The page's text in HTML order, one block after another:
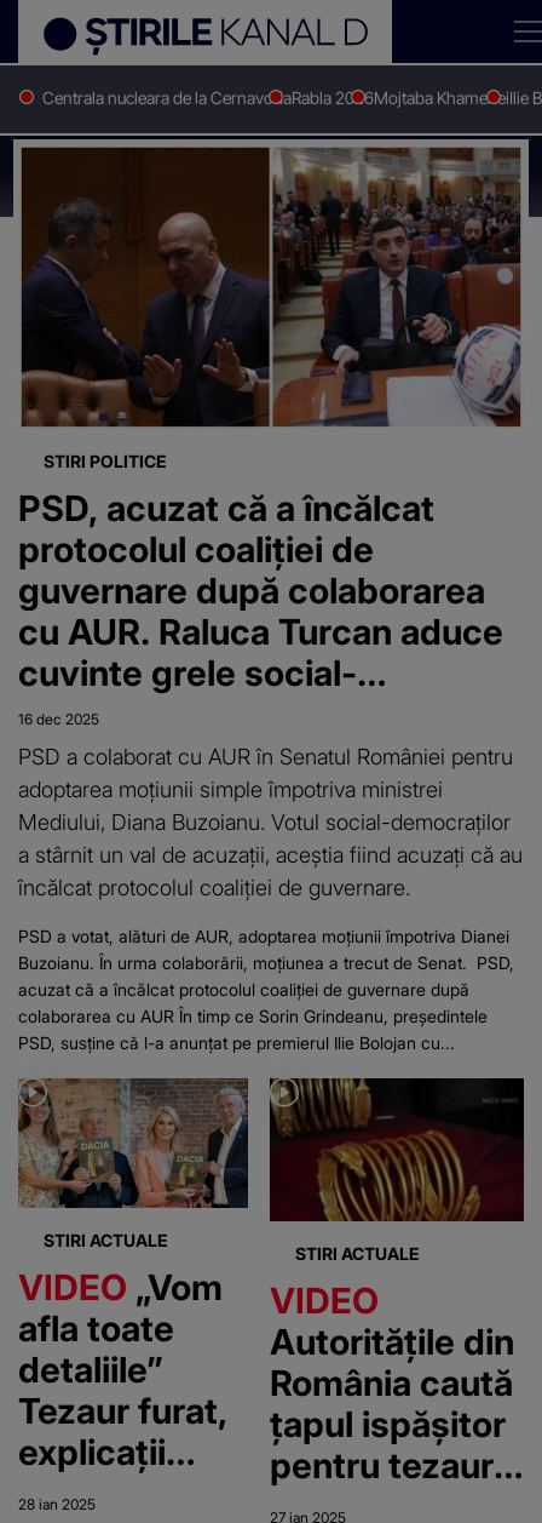
Centrala nucleara de la CernavodaRabla 2026Mojtaba KhameneiIlie
Stirile Kanal D Raluca turcan
"Raluca turcan"
STIRI POLITICE
PSD, acuzat că a încălcat
protocolul coaliției de
guvernare după colaborarea
cu AUR. Raluca Turcan aduce
cuvinte grele social-
democraților: "E un semnal
politic"
16 dec 2025
PSD a colaborat cu AUR în Senatul României pentru
adoptarea moțiunii simple împotriva ministrei
Mediului, Diana Buzoianu. Votul social-democraților
a stârnit un val de acuzații, aceștia fiind acuzați că au
încălcat protocolul coaliției de guvernare.
PSD a votat, alături de AUR, adoptarea moțiunii împotriva Dianei
Buzoianu. În urma colaborării, moțiunea a trecut de Senat. PSD,
acuzat că a încălcat protocolul coaliției de guvernare după
colaborarea cu AUR În timp ce Sorin Grindeanu, președintele
PSD, susține că l-a anunțat pe premierul Ilie Bolojan cu...
STIRI ACTUALE
VIDEO „Vom
afla toate
detaliile”
Tezaur furat,
explicații
rușinoase
28 ian 2025
STIRI ACTUALE
VIDEO
Autoritățile din
România caută
țapul ispășitor
pentru tezaurul
furat
27 ian 2025